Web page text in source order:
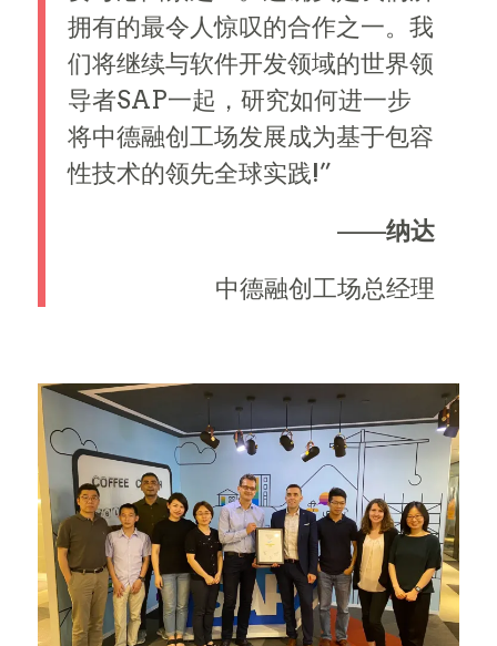
拥有的最令人惊叹的合作之一。我
们将继续与软件开发领域的世界领
导者SAP一起，研究如何进一步
将中德融创工场发展成为基于包容
性技术的领先全球实践!”
——纳达
中德融创工场总经理